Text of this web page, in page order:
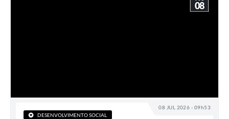
08 JUL 2026 - 09h53
08
DESENVOLVIMENTO SOCIAL